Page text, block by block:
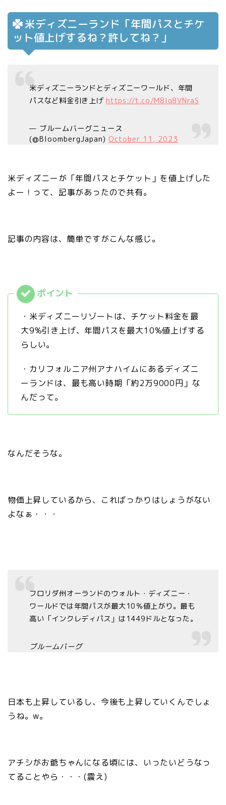
米ディズニーランド「年間パスとチケ
ット値上げするね？許してね？」
米ディズニーランドとディズニーワールド、年間
パスなど料金引き上げ https://t.co/M8Iq8VNraS
— ブルームバーグニュース
(@BloombergJapan) October 11, 2023
米ディズニーが「年間パスとチケット」を値上げした
よー！って、記事があったので共有。
記事の内容は、簡単ですがこんな感じ。
・米ディズニーリゾートは、チケット料金を最
大9%引き上げ、年間パスを最大10%値上げする
らしい。
・カリフォルニア州アナハイムにあるディズニ
ーランドは、最も高い時期「約2万9000円」な
んだって。
なんだそうな。
物価上昇しているから、こればっかりはしょうがない
よなぁ・・・
フロリダ州オーランドのウォルト・ディズニー・
ワールドでは年間パスが最大10％値上がり。最も
高い「インクレディパス」は1449ドルとなった。
ブルームバーグ
日本も上昇しているし、今後も上昇していくんでしょ
うね。w。
アチシがお爺ちゃんになる頃には、いったいどうなっ
てることやら・・・(震え)